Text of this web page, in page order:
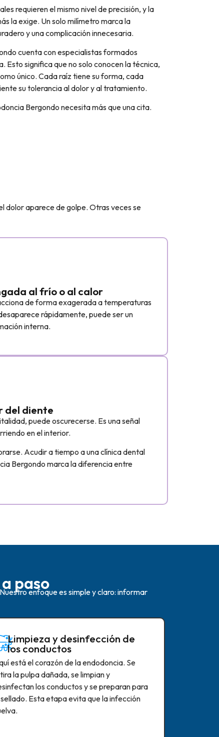
requieren el mismo nivel de precisión, y la
la exige. Un solo milímetro marca la
y una complicación innecesaria.
cuenta con especialistas formados
Esto significa que no solo conocen la técnica,
único. Cada raíz tiene su forma, cada
su tolerancia al dolor y al tratamiento.
Bergondo necesita más que una cita.
dolor aparece de golpe. Otras veces se
al frío o al calor
de forma exagerada a temperaturas
rápidamente, puede ser un
interna.
del diente
puede oscurecerse. Es una señal
en el interior.
Acudir a tiempo a una clínica dental
Bergondo marca la diferencia entre
paso
enfoque es simple y claro: informar
Limpieza y desinfección de
los conductos
está el corazón de la endodoncia. Se
la pulpa dañada, se limpian y
los conductos y se preparan para
Esta etapa evita que la infección